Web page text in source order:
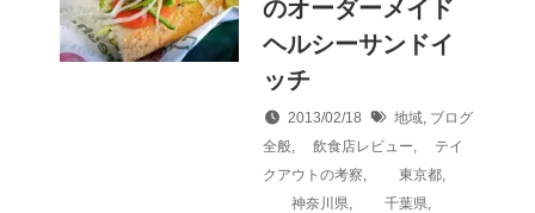
のオーダーメイド
ヘルシーサンドイ
ッチ
2013/02/18 地域, ブログ
全般, 飲食店レビュー,
テイ
クアウトの考察, 東京都,
神奈川県, 千葉県,